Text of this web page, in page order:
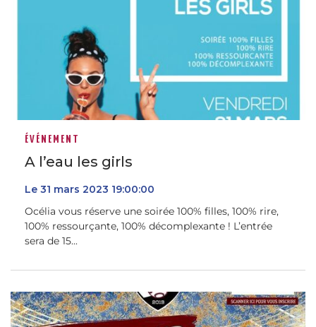
ÉVÉNEMENT
A l’eau les girls
Le 31 mars 2023 19:00:00
Océlia vous réserve une soirée 100% filles, 100% rire,
100% ressourçante, 100% décomplexante ! L’entrée
sera de 15...